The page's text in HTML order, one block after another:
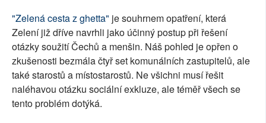
"Zelená cesta z ghetta" je souhrnem opatření, která
Zelení již dříve navrhli jako účinný postup při řešení
otázky soužití Čechů a menšin. Náš pohled je opřen o
zkušenosti bezmála čtyř set komunálních zastupitelů, ale
také starostů a místostarostů. Ne všichni musí řešit
naléhavou otázku sociální exkluze, ale téměř všech se
tento problém dotýká.